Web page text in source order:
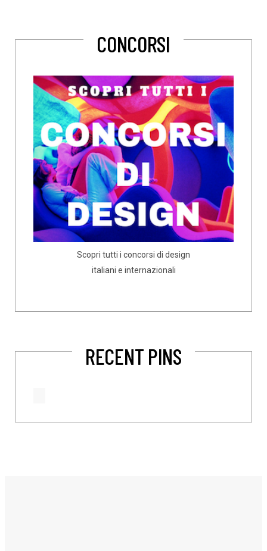
CONCORSI
Scopri tutti i concorsi di design
italiani e internazionali
RECENT PINS